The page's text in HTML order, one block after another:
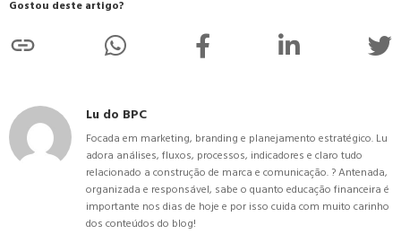
Gostou deste artigo?
Lu do BPC
Focada em marketing, branding e planejamento estratégico. Lu
adora análises, fluxos, processos, indicadores e claro tudo
relacionado a construção de marca e comunicação. ? Antenada,
organizada e responsável, sabe o quanto educação financeira é
importante nos dias de hoje e por isso cuida com muito carinho
dos conteúdos do blog!